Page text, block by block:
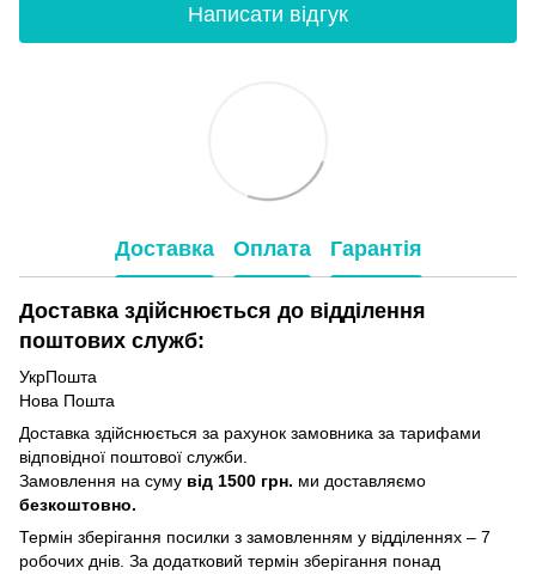
Написати відгук
Доставка Оплата Гарантія
Доставка здійснюється до відділення
поштових служб:
УкрПошта
Нова Пошта
Доставка здійснюється за рахунок замовника за тарифами
відповідної поштової служби.
Замовлення на суму від 1500 грн. ми доставляємо
безкоштовно.
Термін зберігання посилки з замовленням у відділеннях – 7
робочих днів. За додатковий термін зберігання понад